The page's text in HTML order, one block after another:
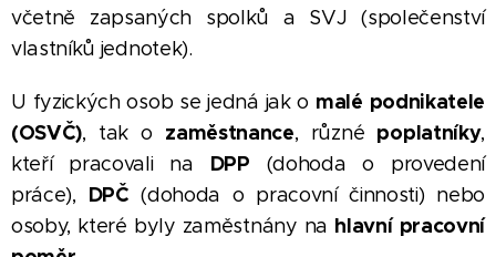
včetně zapsaných spolků a SVJ (společenství
vlastníků jednotek).
U fyzických osob se jedná jak o malé podnikatele
(OSVČ), tak o zaměstnance, různé poplatníky,
kteří pracovali na DPP (dohoda o provedení
práce), DPČ(dohoda o pracovní činnosti) nebo
osoby, které byly zaměstnány na hlavní pracovní